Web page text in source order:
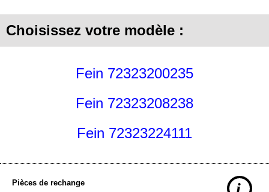
Choisissez votre modèle :
Fein 72323200235
Fein 72323208238
Fein 72323224111
Pièces de rechange